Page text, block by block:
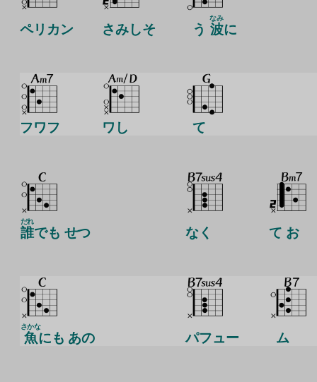
ペリカン さみしそ う 波
なみ
に
フワフ ワし て
誰
だれ
でも せつ なく て お
魚
さかな
にも あの パフュー ム